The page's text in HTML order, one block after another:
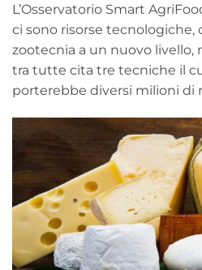
L’Osservatorio Smart
ci sono risorse tecnologiche,
zootecnia a un nuovo livello,
tra tutte cita tre tecniche il
porterebbe diversi milioni di